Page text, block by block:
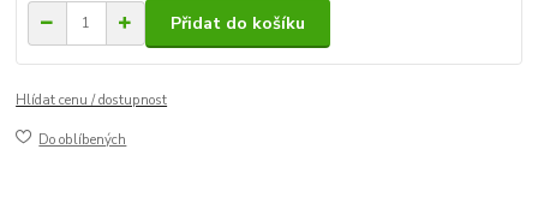
Přidat do košíku
Hlídat cenu / dostupnost
Do oblíbených